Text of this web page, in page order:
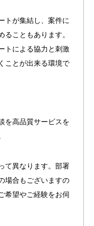
トが集結し、案件に
こともあります。
トによる協力と刺激
ことが出来る環境で
を高品質サービスを
て異なります。部署
場合もございますの
希望やご経験をお伺